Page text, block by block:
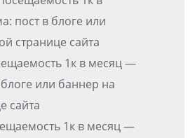
пост в блоге или
странице сайта
1к в месяц —
или баннер на
сайта
1к в месяц —